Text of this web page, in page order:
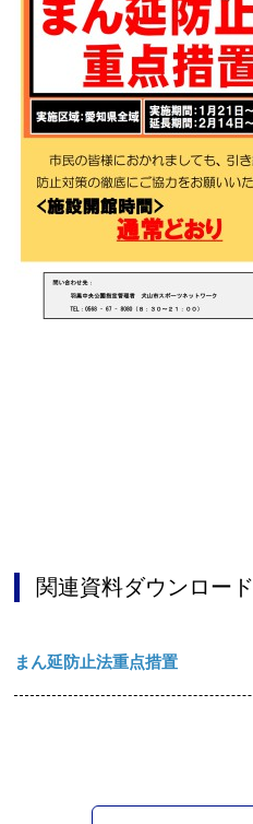
関連資料ダウンロード
まん延防止法重点措置